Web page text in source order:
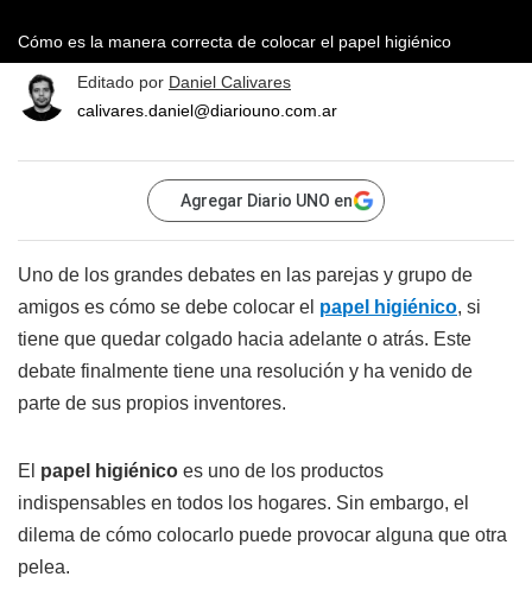
Cómo es la manera correcta de colocar el papel higiénico
Editado por Daniel Calivares
calivares.daniel@diariouno.com.ar
Agregar Diario UNO en
Uno de los grandes debates en las parejas y grupo de
amigos es cómo se debe colocar el papel higiénico, si
tiene que quedar colgado hacia adelante o atrás. Este
debate finalmente tiene una resolución y ha venido de
parte de sus propios inventores.
El papel higiénico es uno de los productos
indispensables en todos los hogares. Sin embargo, el
dilema de cómo colocarlo puede provocar alguna que otra
pelea.